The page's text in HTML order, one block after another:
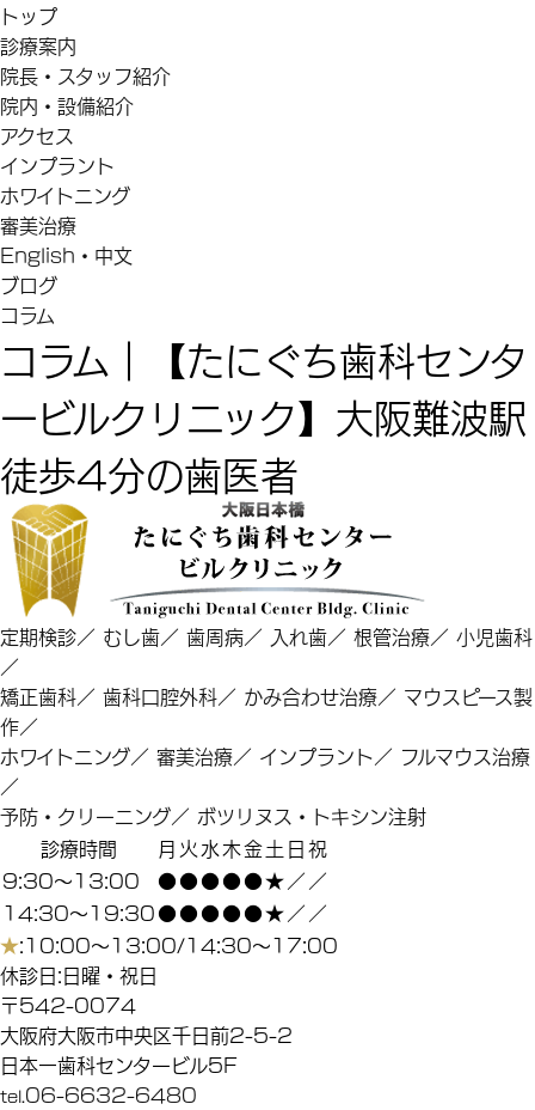
トップ
診療案内
院長・スタッフ紹介
院内・設備紹介
アクセス
インプラント
ホワイトニング
審美治療
English・中文
ブログ
コラム
コラム｜【たにぐち歯科センタ
ービルクリニック】大阪難波駅
徒歩4分の歯医者
定期検診／ むし歯／ 歯周病／ 入れ歯／ 根管治療／ 小児歯科
／
矯正歯科／ 歯科口腔外科／ かみ合わせ治療／ マウスピース製
作／
ホワイトニング／ 審美治療／ インプラント／ フルマウス治療
／
予防・クリーニング／ ボツリヌス・トキシン注射
診療時間
月 火水木金土 日祝
9:30～13:00
●●●●●★／／
14:30～19:30●●●●●★／／
★:10:00～13:00/14:30～17:00
休診日:日曜・祝日
〒542-0074
大阪府大阪市中央区千日前2-5-2
日本一歯科センタービル5F
tel.06-6632-6480